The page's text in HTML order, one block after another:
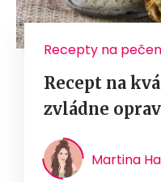
Recepty na
Recept na
zvládne
Martina